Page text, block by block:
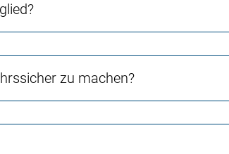
zu machen?